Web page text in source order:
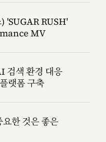
'SUGAR RUSH'
MV
검색 환경 대응
랫폼 구축
한 것은 좋은